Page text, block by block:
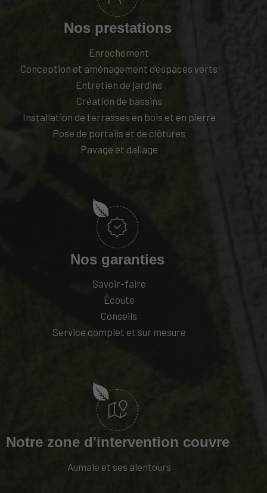
Nos prestations‍
Enrochement
Conception et aménagement d’espaces verts
Entretien de jardins
Création de bassins
Installation de terrasses en bois et en pierre
Pose de portails et de clôtures
Pavage et dallage
Nos garanties‍
Savoir-faire
Écoute
Conseils
Service complet et sur mesure
Notre zone d'intervention couvre‍
Aumale et ses alentours